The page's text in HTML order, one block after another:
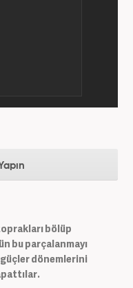
bölüp
bu parçalanmayı
dönemlerini